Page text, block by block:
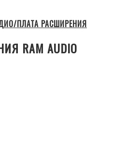
ПЛАТА РАСШИРЕНИЯ
RAM AUDIO